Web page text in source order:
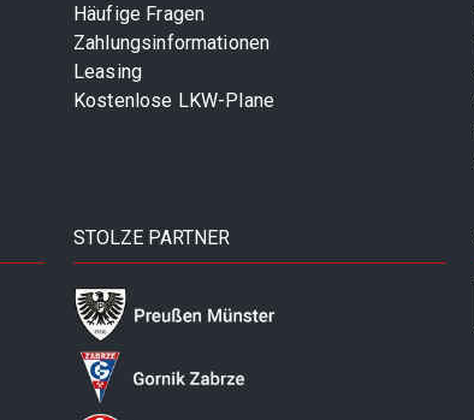
Häufige Fragen
Zahlungsinformationen
Leasing
Kostenlose LKW-Plane
STOLZE PARTNER